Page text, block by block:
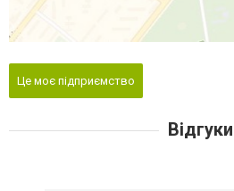
Це моє підприємство
Відгуки